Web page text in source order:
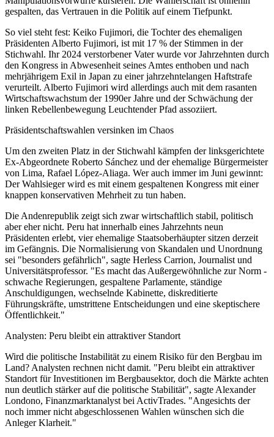
gespalten, das Vertrauen in die Politik auf einem Tiefpunkt.
So viel steht fest: Keiko Fujimori, die Tochter des ehemaligen
Präsidenten Alberto Fujimori, ist mit 17 % der Stimmen in der
Stichwahl. Ihr 2024 verstorbener Vater wurde vor Jahrzehnten durch
den Kongress in Abwesenheit seines Amtes enthoben und nach
mehrjährigem Exil in Japan zu einer jahrzehntelangen Haftstrafe
verurteilt. Alberto Fujimori wird allerdings auch mit dem rasanten
Wirtschaftswachstum der 1990er Jahre und der Schwächung der
linken Rebellenbewegung Leuchtender Pfad assoziiert.
Präsidentschaftswahlen versinken im Chaos
Um den zweiten Platz in der Stichwahl kämpfen der linksgerichtete
Ex-Abgeordnete Roberto Sánchez und der ehemalige Bürgermeister
von Lima, Rafael López-Aliaga. Wer auch immer im Juni gewinnt:
Der Wahlsieger wird es mit einem gespaltenen Kongress mit einer
knappen konservativen Mehrheit zu tun haben.
Die Andenrepublik zeigt sich zwar wirtschaftlich stabil, politisch
aber eher nicht. Peru hat innerhalb eines Jahrzehnts neun
Präsidenten erlebt, vier ehemalige Staatsoberhäupter sitzen derzeit
im Gefängnis. Die Normalisierung von Skandalen und Unordnung
sei "besonders gefährlich", sagte Herless Carrion, Journalist und
Universitätsprofessor. "Es macht das Außergewöhnliche zur Norm -
schwache Regierungen, gespaltene Parlamente, ständige
Anschuldigungen, wechselnde Kabinette, diskreditierte
Führungskräfte, umstrittene Entscheidungen und eine skeptischere
Öffentlichkeit."
Analysten: Peru bleibt ein attraktiver Standort
Wird die politische Instabilität zu einem Risiko für den Bergbau im
Land? Analysten rechnen nicht damit. "Peru bleibt ein attraktiver
Standort für Investitionen im Bergbausektor, doch die Märkte achten
nun deutlich stärker auf die politische Stabilität", sagte Alexander
Londono, Finanzmarktanalyst bei ActivTrades. "Angesichts der
noch immer nicht abgeschlossenen Wahlen wünschen sich die
Anleger Klarheit."